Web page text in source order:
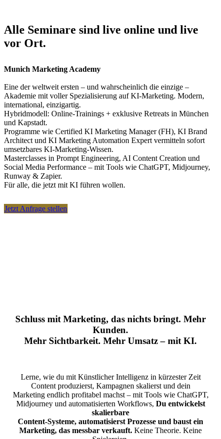
Alle Seminare sind live online und live
vor Ort.
Munich Marketing Academy
Eine der weltweit ersten – und wahrscheinlich die einzige –
Akademie mit voller Spezialisierung auf KI-Marketing. Modern,
international, einzigartig.
Hybridmodell: Online-Trainings + exklusive Retreats in München
und Kapstadt.
Programme wie Certified KI Marketing Manager (FH), KI Brand
Architect und KI Marketing Automation Expert vermitteln sofort
umsetzbares KI-Marketing-Wissen.
Masterclasses in Prompt Engineering, AI Content Creation und
Social Media Performance – mit Tools wie ChatGPT, Midjourney,
Runway & Zapier.
Für alle, die jetzt mit KI führen wollen.
Jetzt Anfrage stellen
Schluss mit Marketing, das nichts bringt. Mehr
Kunden.
Mehr Sichtbarkeit. Mehr Umsatz – mit KI.
Lerne, wie du mit Künstlicher Intelligenz in kürzester Zeit
Content produzierst, Kampagnen skalierst und dein
Marketing endlich profitabel machst – mit Tools wie ChatGPT,
Midjourneyund automatisierten Workflows, Du entwickelst
skalierbare
Content-Systeme, automatisierst Prozesse und baust ein
Marketing, das messbar verkauft. Keine Theorie. Keine